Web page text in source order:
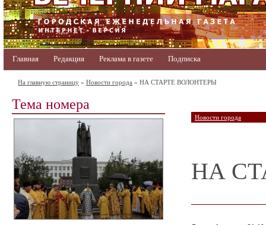
Главная Редакция Реклама в газете Подписка
На главную страницу » Новости города » НА СТАРТЕ ВОЛОНТЕРЫ
Тема номера
Новости города
НА